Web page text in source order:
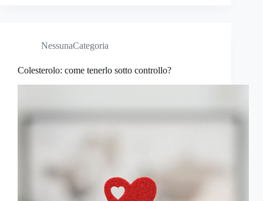
NessunaCategoria
Colesterolo: come tenerlo sotto controllo?